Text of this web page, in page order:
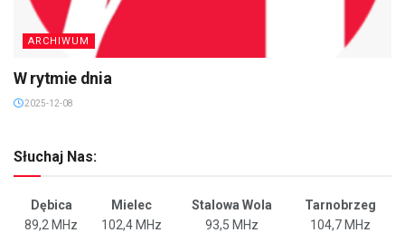
ARCHIWUM
W rytmie dnia
2025-12-08
Słuchaj Nas:
Dębica Mielec Stalowa Wola
Tarnobrzeg
89,2 MHz
102,4 MHz 93,5 MHz 104,7 MHz